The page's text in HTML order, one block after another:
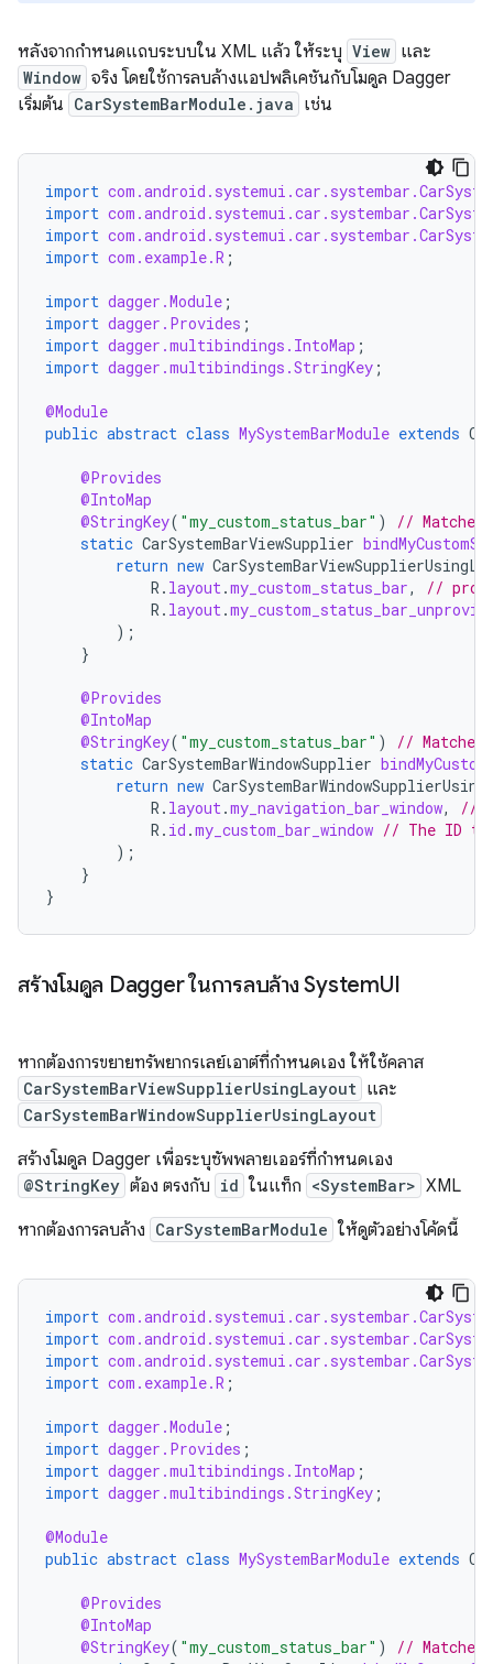
หลังจากกำหนดแถบระบบใน XML แล้ว ให้ระบุ View และ
Window จริง โดยใช้การลบล้างแอปพลิเคชันกับโมดูล Dagger
เริ่มต้น CarSystemBarModule.java เช่น
import
import
import
import com.example.R ;
import dagger.Module ;
import dagger.Provides ;
import dagger.multibindings.IntoMap ;
import dagger.multibindings.StringKey ;
@Module
public abstract class MySystemBarModule extends
@Provides
@IntoMap
@StringKey( "my_custom_status_bar" )
// Matches
static CarSystemBarViewSupplier
return new
R . layout.my_custom_status_bar,
//
R . layout.
);
}
@Provides
@IntoMap
@StringKey( "my_custom_status_bar" )
// Matches
static CarSystemBarWindowSupplier
return new
R . layout.my_navigation_bar_window,
//
R . id .my_custom_bar_window // The ID
);
}
}
สร้างโมดูล Dagger ในการลบล้าง SystemUI
หากต้องการขยายทรัพยากรเลย์เอาต์ที่กำหนดเอง ให้ใช้คลาส
CarSystemBarViewSupplierUsingLayout และ
CarSystemBarWindowSupplierUsingLayout
สร้างโมดูล Dagger เพื่อระบุซัพพลายเออร์ที่กำหนดเอง
@StringKey ต้อง ตรงกับ id ในแท็ก <SystemBar> XML
หากต้องการลบล้าง CarSystemBarModule ให้ดูตัวอย่างโค้ดนี้
import
import
import
import com.example.R ;
import dagger.Module ;
import dagger.Provides ;
import dagger.multibindings.IntoMap ;
import dagger.multibindings.StringKey ;
@Module
public abstract class MySystemBarModule extends
@Provides
@IntoMap
@StringKey( "my_custom_status_bar" )
// Matches